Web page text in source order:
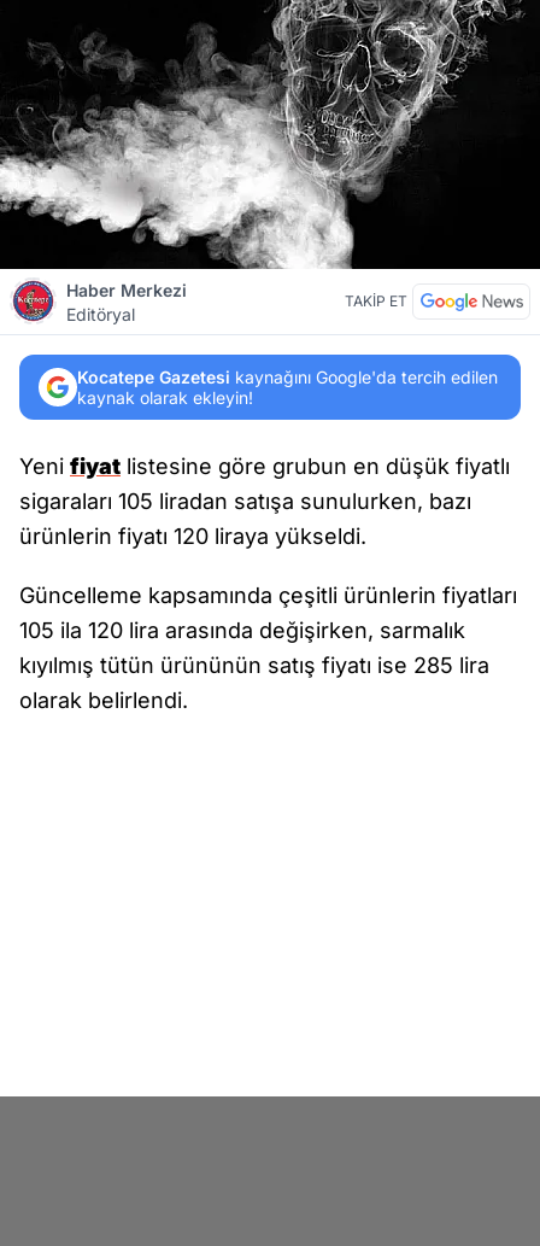
Haber Merkezi
Editöryal
TAKİP ET
Kocatepe Gazetesi kaynağını Google'da tercih edilen
kaynak olarak ekleyin!
Yeni fiyat listesine göre grubun en düşük fiyatlı
sigaraları 105 liradan satışa sunulurken, bazı
ürünlerin fiyatı 120 liraya yükseldi.
Güncelleme kapsamında çeşitli ürünlerin fiyatları
105 ila 120 lira arasında değişirken, sarmalık
kıyılmış tütün ürününün satış fiyatı ise 285 lira
olarak belirlendi.